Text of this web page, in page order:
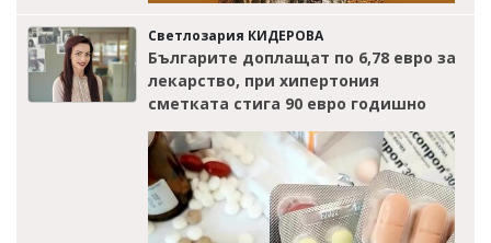
Светлозария КИДЕРОВА
Българите доплащат по 6,78 евро за
лекарство, при хипертония
сметката стига 90 евро годишно